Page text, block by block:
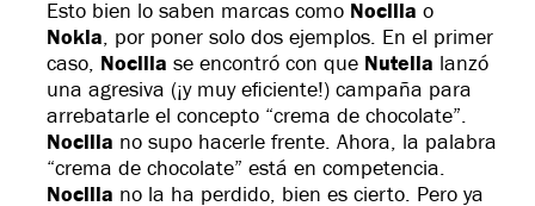
Esto bien lo saben marcas como Nocilla o
Nokia , por poner solo dos ejemplos. En el primer
caso, Nocilla se encontró con que Nutella lanzó
una agresiva (¡y muy eficiente!) campaña para
arrebatarle el concepto “crema de chocolate”.
Nocilla no supo hacerle frente. Ahora, la palabra
“crema de chocolate” está en competencia.
Nocilla no la ha perdido, bien es cierto. Pero ya